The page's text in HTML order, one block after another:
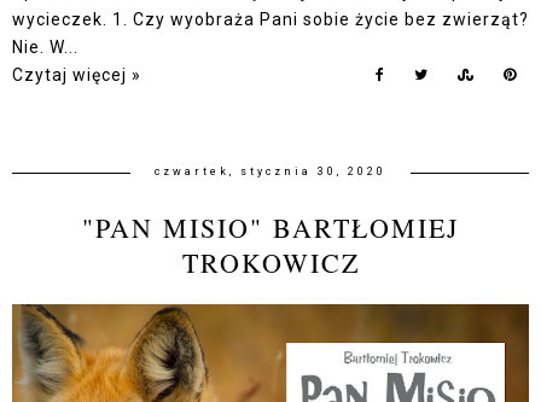
wycieczek. 1. Czy wyobraża Pani sobie życie bez zwierząt?
Nie. W...
Czytaj więcej »
czwartek, stycznia 30, 2020
"PAN MISIO" BARTŁOMIEJ
TROKOWICZ